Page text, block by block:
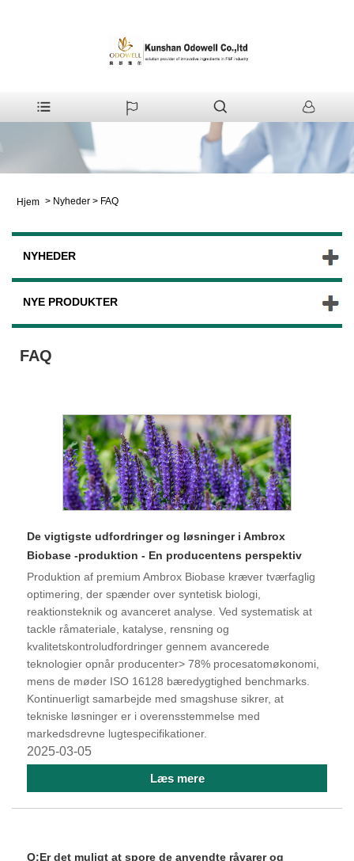
Hjem > Nyheder > FAQ
NYHEDER
NYE PRODUKTER
FAQ
De vigtigste udfordringer og løsninger i Ambrox
Biobase -produktion - En producentens perspektiv
Produktion af premium Ambrox Biobase kræver tværfaglig
optimering, der spænder over syntetisk biologi,
reaktionsteknik og avanceret analyse. Ved systematisk at
tackle råmateriale, katalyse, rensning og
kvalitetskontroludfordringer gennem avancerede
teknologier opnår producenter> 78% procesatomøkonomi,
mens de møder ISO 16128 bæredygtighed benchmarks.
Kontinuerligt samarbejde med smagshuse sikrer, at
tekniske løsninger er i overensstemmelse med
markedsdrevne lugtespecifikationer.
2025-03-05
Læs mere
Q:Er det muligt at spore de anvendte råvarer og